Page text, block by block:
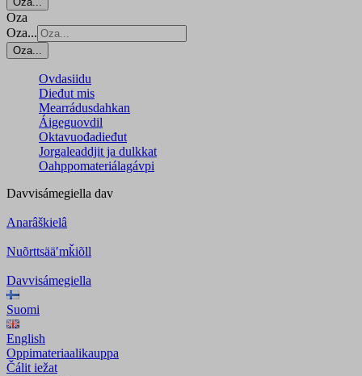
Oza
Oza...
Oza...
Ovdasiidu
Dieđut mis
Mearrádusdahkan
Áigeguovdil
Oktavuođadieđut
Jorgaleaddjit ja dulkkat
Oahppomateriálagávpi
Davvisámegiella dav
Anarâškielâ
Nuõrttsääʹmǩiõll
Davvisámegiella
Suomi
English
Oppimateriaalikauppa
Čálit iežat